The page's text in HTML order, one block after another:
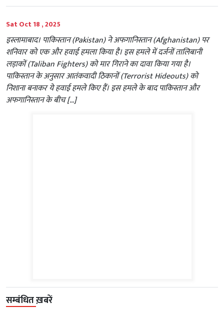
Sat Oct 18 , 2025
इस्लामाबाद। पाकिस्तान (Pakistan) ने अफगानिस्तान (Afghanistan) पर
शनिवार को एक और हवाई हमला किया है। इस हमले में दर्जनों तालिबानी
लड़ाकों (Taliban Fighters) को मार गिराने का दावा किया गया है।
पाकिस्तान के अनुसार आतंकवादी ठिकानों (Terrorist Hideouts) को
निशाना बनाकर ये हवाई हमले किए हैं। इस हमले के बाद पाकिस्तान और
अफगानिस्तान के बीच […]
सम्बंधित ख़बरें